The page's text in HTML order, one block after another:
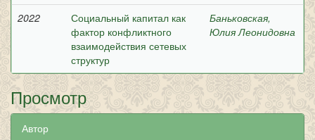
2022
Социальный капитал как
фактор конфликтного
взаимодействия сетевых
структур
Баньковская,
Юлия Леонидовна
Просмотр
Автор